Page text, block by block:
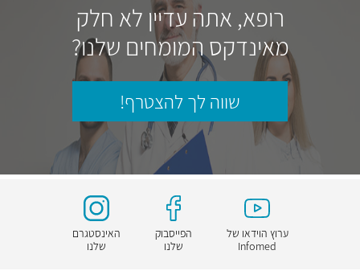
רופא, אתה עדיין לא חלק
מאינדקס המומחים שלנו?
שווה לך להצטרף!
ערוץ הוידאו של
Infomed
הפייסבוק
שלנו
האינסטגרם
שלנו